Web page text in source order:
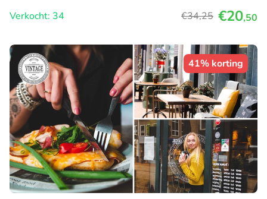
Verkocht: 34
€34,25 €20,50
41% korting